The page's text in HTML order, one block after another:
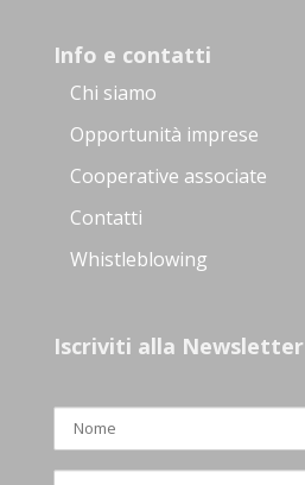
Info e contatti
Chi siamo
Opportunità imprese
Cooperative associate
Contatti
Whistleblowing
Iscriviti alla Newsletter